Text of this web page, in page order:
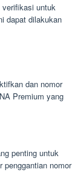
untuk
dapat dilakukan
dan nomor
Premium yang
penting untuk
penggantian nomor